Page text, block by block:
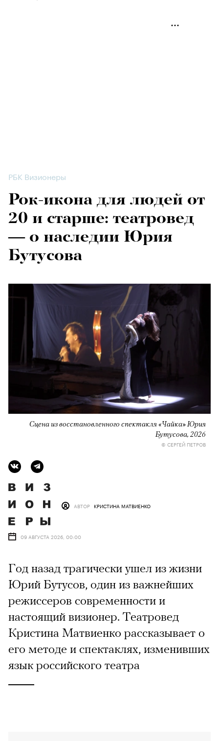
РБК Визионеры
Рок-икона для людей от
20 и старше: театровед
— о наследии Юрия
Бутусова
Сцена из восстановленного спектакля «Чайка» Юрия
Бутусова, 2026
© СЕРГЕЙ ПЕТРОВ
АВТОР КРИСТИНА МАТВИЕНКО
09 АВГУСТА 2026, 00:00
Год назад трагически ушел из жизни
Юрий Бутусов, один из важнейших
режиссеров современности и
настоящий визионер. Театровед
Кристина Матвиенко рассказывает о
его методе и спектаклях, изменивших
язык российского театра